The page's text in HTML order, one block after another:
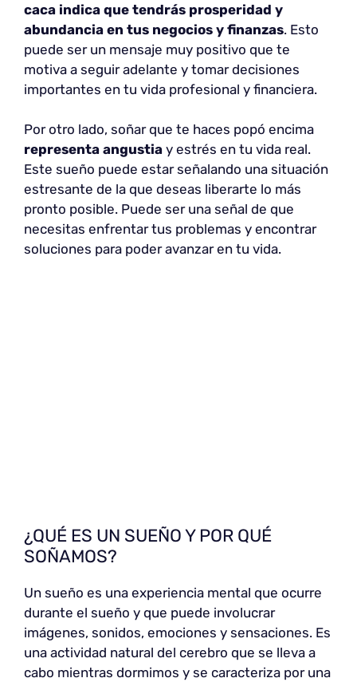
caca indica que tendrás prosperidad y
abundancia en tus negocios y finanzas. Esto
puede ser un mensaje muy positivo que te
motiva a seguir adelante y tomar decisiones
importantes en tu vida profesional y financiera.
Por otro lado, soñar que te haces popó encima
representa angustia y estrés en tu vida real.
Este sueño puede estar señalando una situación
estresante de la que deseas liberarte lo más
pronto posible. Puede ser una señal de que
necesitas enfrentar tus problemas y encontrar
soluciones para poder avanzar en tu vida.
¿QUÉ ES UN SUEÑO Y POR QUÉ
SOÑAMOS?
Un sueño es una experiencia mental que ocurre
durante el sueño y que puede involucrar
imágenes, sonidos, emociones y sensaciones. Es
una actividad natural del cerebro que se lleva a
cabo mientras dormimos y se caracteriza por una